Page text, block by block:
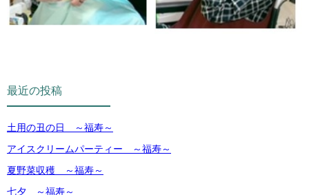
最近の投稿
土用の丑の日 ～福寿～
アイスクリームパーティー ～福寿～
夏野菜収穫 ～福寿～
七夕 ～福寿～